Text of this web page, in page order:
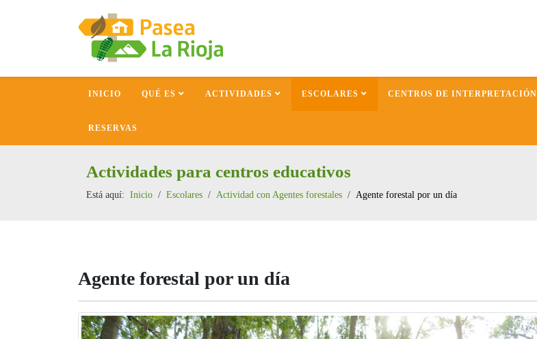
INICIO QUÉ ES ACTIVIDADES ESCOLARES CENTROS DE INTERPRETACIÓN
RESERVAS
Actividades para centros educativos
Está aquí: Inicio Escolares Actividad con Agentes forestales Agente forestal por un día
Agente forestal por un día